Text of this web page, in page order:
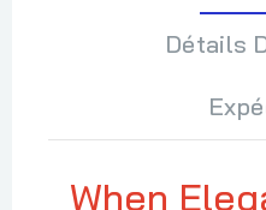
Détails
When